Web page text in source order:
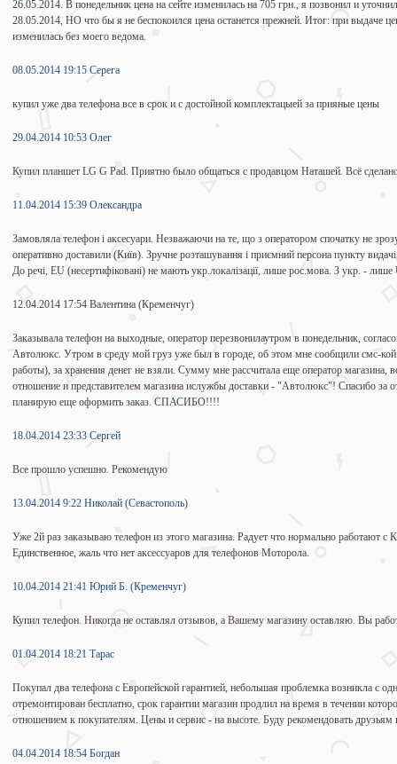
26.05.2014. В понедельник цена на сейте изменилась на 705 грн., я позвонил и
28.05.2014, НО что бы я не беспокоился цена останется прежней. Итог: при выдаче
изменилась без моего ведома.
08.05.2014 19:15 Серега
купил уже два телефона все в срок и с достойной комплектацыей за прияные цены
29.04.2014 10:53 Олег
Купил планшет LG G Pad. Приятно было общаться с продавцом Наташей. Всё
11.04.2014 15:39 Олександра
Замовляла телефон і аксесуари. Незважаючи на те, що з оператором спочатку не
оперативно доставили (Київ). Зручне розташування і приємний персона пункту
До речі, EU (несертифіковані) не мають укр.локалізації, лише рос.мова. З укр. - лише
12.04.2014 17:54 Валентина (Кременчуг)
Заказывала телефон на выходные, оператор перезвонилаутром в понедельник,
Автолюкс. Утром в среду мой груз уже был в городе, об этом мне сообщили смс-
работы), за хранения денег не взяли. Сумму мне рассчитала еще оператор магазина,
отношение и представителем магазина ислужбы доставки - "Автолюкс"! Спасибо за
планирую еще оформить заказ. СПАСИБО!!!!
18.04.2014 23:33 Сергей
Все прошло успешно. Рекомендую
13.04.2014 9:22 Николай (Севастополь)
Уже 2й раз заказываю телефон из этого магазина. Радует что нормально работают
Единственное, жаль что нет аксессуаров для телефонов Моторола.
10.04.2014 21:41 Юрий Б. (Кременчуг)
Купил телефон. Никогда не оставлял отзывов, а Вашему магазину оставляю. Вы
01.04.2014 18:21 Тарас
Покупал два телефона с Европейской гарантией, небольшая проблемка возникла с
отремонтирован бесплатно, срок гарантии магазин продлил на время в течении
отношением к покупателям. Цены и сервис - на высоте. Буду рекомендовать
04.04.2014 18:54 Богдан